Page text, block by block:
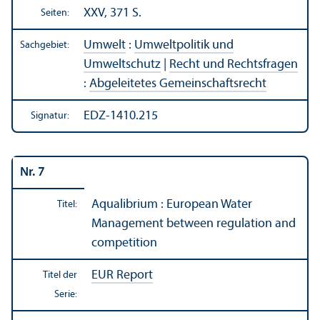
Seiten: XXV, 371 S.
Sachgebiet: Umwelt : Umweltpolitik und
Umweltschutz
Recht und Rechts­fragen
: Abgeleitetes Gemeinschafts­recht
Signatur: EDZ-1410.215
Nr. 7
Titel:
Aqualibrium : European Water
Management between regulation and
competition
Titel der
Serie:
EUR Report